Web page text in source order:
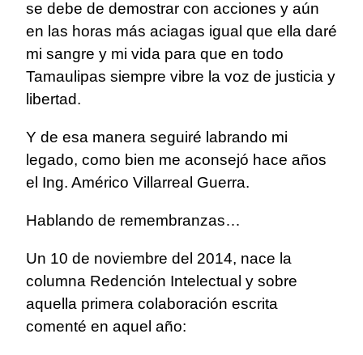
se debe de demostrar con acciones y aún
en las horas más aciagas igual que ella daré
mi sangre y mi vida para que en todo
Tamaulipas siempre vibre la voz de justicia y
libertad.
Y de esa manera seguiré labrando mi
legado, como bien me aconsejó hace años
el Ing. Américo Villarreal Guerra.
Hablando de remembranzas…
Un 10 de noviembre del 2014, nace la
columna Redención Intelectual y sobre
aquella primera colaboración escrita
comenté en aquel año: